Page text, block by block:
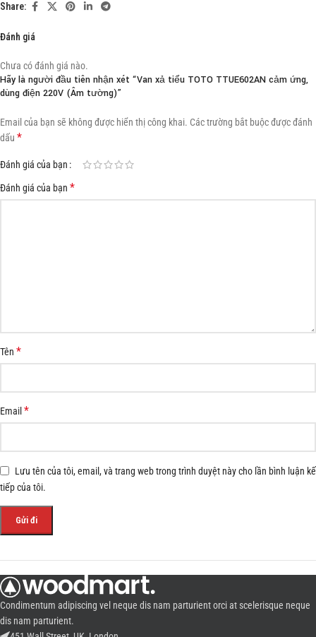
Share:
Đánh giá
Chưa có đánh giá nào.
Hãy là người đầu tiên nhận xét “Van xả tiểu TOTO TTUE602AN cảm ứng,
dùng điện 220V (Âm tường)”
Email của bạn sẽ không được hiển thị công khai. Các trường bắt buộc được đánh
dấu *
Đánh giá của bạn
Đánh giá của bạn *
Tên *
Email*
Lưu tên của tôi, email, và trang web trong trình duyệt này cho lần bình luận kế
tiếp của tôi.
Condimentum adipiscing vel neque dis nam parturient orci at scelerisque neque
dis nam parturient.